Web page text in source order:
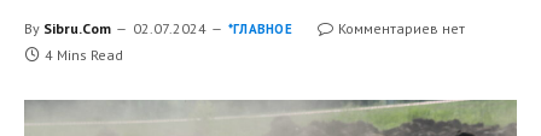
By Sibru.Com 02.07.2024 *ГЛАВНОЕ
Комментариев нет
4 Mins Read